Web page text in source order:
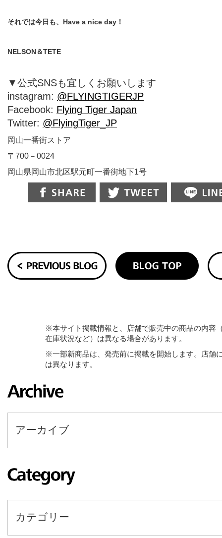
それでは今日も、Have a nice day！
NELSON＆TETE
▼公式SNSも宜しくお願いします
instagram: @FLYINGTIGERJP
Facebook: Flying Tiger Japan
Twitter: @FlyingTiger_JP
岡山一番街ストア
〒700－0024
岡山県岡山市北区駅元町一番街地下1号
※本サイト掲載情報と、店舗で販売中の商品の内容
在庫状況など）は異なる場合があります。
※一部新商品は、発売前に掲載を開始します。店舗
は異なります。
アーカイブ
カテゴリー